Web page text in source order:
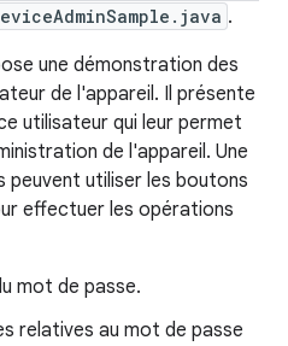
.
une démonstration des
de l'appareil. Il présente
utilisateur qui leur permet
de l'appareil. Une
utiliser les boutons
effectuer les opérations
mot de passe.
relatives au mot de passe